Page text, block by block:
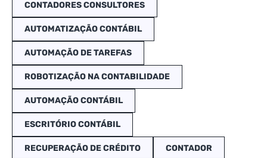
CONTADORES CONSULTORES
AUTOMATIZAÇÃO CONTÁBIL
AUTOMAÇÃO DE TAREFAS
ROBOTIZAÇÃO NA CONTABILIDADE
AUTOMAÇÃO CONTÁBIL
ESCRITÓRIO CONTÁBIL
RECUPERAÇÃO DE CRÉDITO CONTADOR